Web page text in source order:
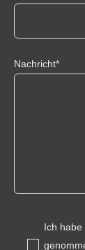
Nachricht*
Ich